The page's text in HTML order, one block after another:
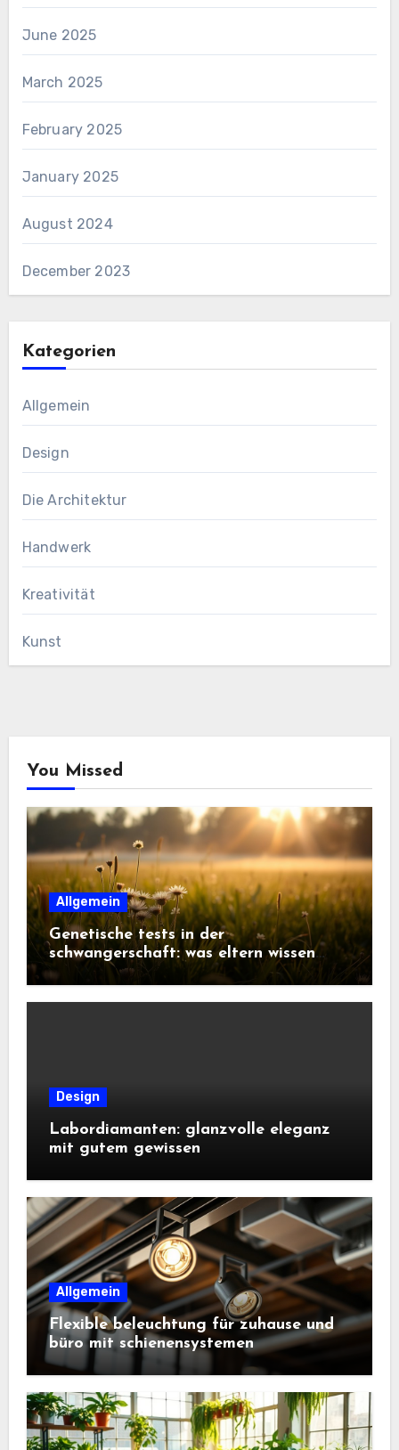
June 2025
March 2025
February 2025
January 2025
August 2024
December 2023
Kategorien
Allgemein
Design
Die Architektur
Handwerk
Kreativität
Kunst
You Missed
Allgemein
Genetische tests in der
schwangerschaft: was eltern wissen
sollten
Design
Labordiamanten: glanzvolle eleganz
mit gutem gewissen
Allgemein
Flexible beleuchtung für zuhause und
büro mit schienensystemen